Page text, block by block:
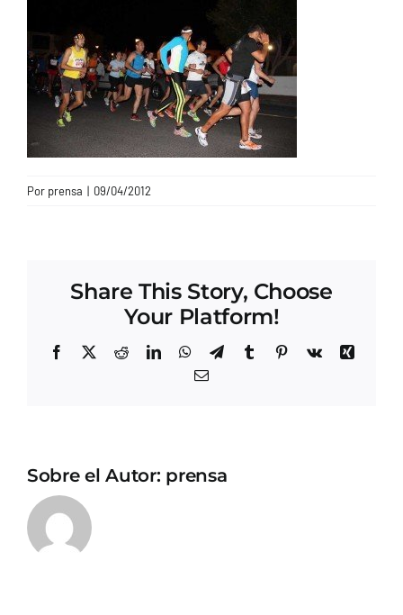
Por prensa | 09/04/2012
Share This Story, Choose
Your Platform!
Facebook
X RedditLinkedInWhatsApp
TelegramTumblrPinterest
Vk
Xing
Correo
Sobre el Autor: prensa